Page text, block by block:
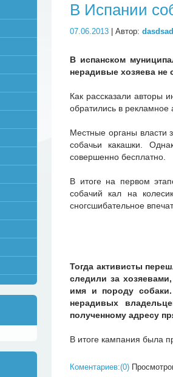
В Испании
07.06.2013 | Автор:
В испанском
нерадивые хозяева не
Как рассказали авторы
обратились в рекламное
Местные органы власти
собачьи какашки.
совершенно бесплатно.
В итоге на первом
собачий кал на
сногсшибательное
Тогда активисты
следили за
имя и породу
нерадивых
полученному адресу
В итоге кампания была
Коментариев:(0)